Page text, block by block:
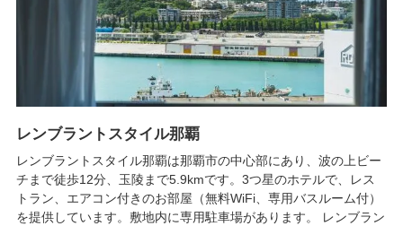
レンブラントスタイル那覇
レンブラントスタイル那覇は那覇市の中心部にあり、波の上ビー
チまで徒歩12分、玉陵まで5.9kmです。3つ星のホテルで、レス
トラン、エアコン付きのお部屋（無料WiFi、専用バスルーム付）
を提供しています。敷地内に専用駐車場があります。 レンブラン